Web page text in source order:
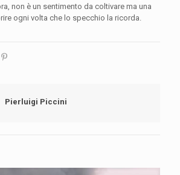
non è un sentimento da coltivare ma una
ogni volta che lo specchio la ricorda.
Pierluigi Piccini